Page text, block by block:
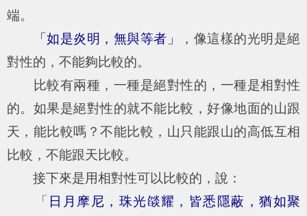
端。
「如是炎明，無與等者」
，像這樣的光明是絕
對性的，不能夠比較的。
比較有兩種，一種是絕對性的，一種是相對性
的。如果是絕對性的就不能比較，好像地面的山跟
天，能比較嗎？不能比較，山只能跟山的高低互相
比較，不能跟天比較。
接下來是用相對性可以比較的，說：
「 日月摩尼，珠光燄耀，皆悉隱蔽，猶如聚